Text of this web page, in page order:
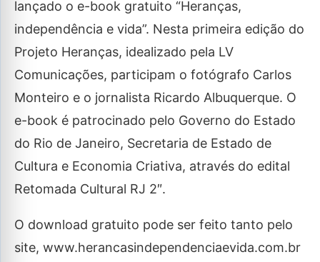
lançado o e-book gratuito “Heranças,
independência e vida”. Nesta primeira edição do
Projeto Heranças, idealizado pela LV
Comunicações, participam o fotógrafo Carlos
Monteiro e o jornalista Ricardo Albuquerque. O
e-book é patrocinado pelo Governo do Estado
do Rio de Janeiro, Secretaria de Estado de
Cultura e Economia Criativa, através do edital
Retomada Cultural RJ 2″.
O download gratuito pode ser feito tanto pelo
site, www.herancasindependenciaevida.com.br